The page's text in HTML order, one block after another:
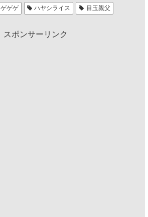
ゲゲゲ ハヤシライス 目玉親父
スポンサーリンク